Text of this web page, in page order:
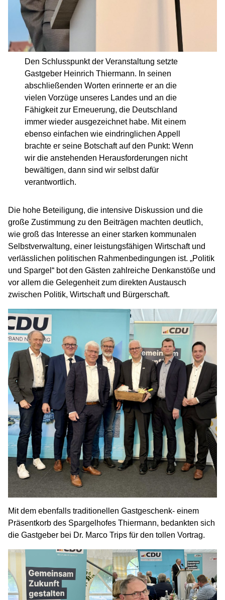
Den Schlusspunkt der Veranstaltung setzte
Gastgeber Heinrich Thiermann. In seinen
abschließenden Worten erinnerte er an die
vielen Vorzüge unseres Landes und an die
Fähigkeit zur Erneuerung, die Deutschland
immer wieder ausgezeichnet habe. Mit einem
ebenso einfachen wie eindringlichen Appell
brachte er seine Botschaft auf den Punkt: Wenn
wir die anstehenden Herausforderungen nicht
bewältigen, dann sind wir selbst dafür
verantwortlich.
Die hohe Beteiligung, die intensive Diskussion und die
große Zustimmung zu den Beiträgen machten deutlich,
wie groß das Interesse an einer starken kommunalen
Selbstverwaltung, einer leistungsfähigen Wirtschaft und
verlässlichen politischen Rahmenbedingungen ist. „Politik
und Spargel“ bot den Gästen zahlreiche Denkanstöße und
vor allem die Gelegenheit zum direkten Austausch
zwischen Politik, Wirtschaft und Bürgerschaft.
Mit dem ebenfalls traditionellen Gastgeschenk- einem
Präsentkorb des Spargelhofes Thiermann, bedankten sich
die Gastgeber bei Dr. Marco Trips für den tollen Vortrag.